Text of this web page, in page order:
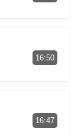
16:50
16:47